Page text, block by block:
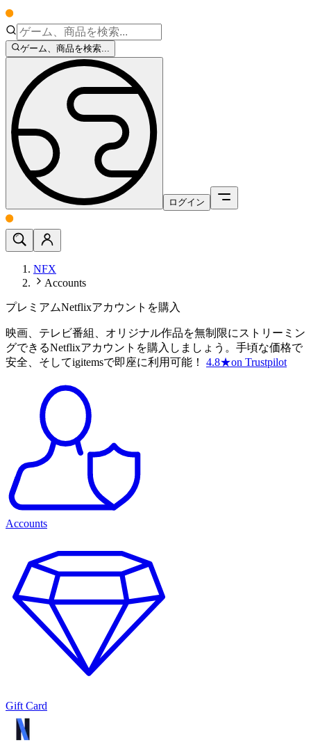
ゲーム、商品を検索...
ログイン
NFX
Accounts
プレミアムNetflixアカウントを購入
映画、テレビ番組、オリジナル作品を無制限にストリーミン
グできるNetflixアカウントを購入しましょう。手頃な価格で
安全、そしてigitemsで即座に利用可能！
4.8★on Trustpilot
Accounts
Gift Card